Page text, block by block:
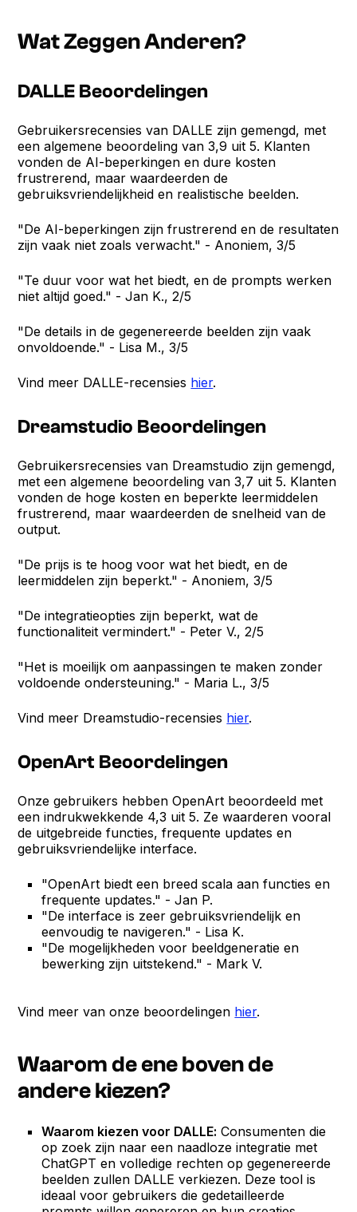
Wat Zeggen Anderen?
DALLE Beoordelingen
Gebruikersrecensies van DALLE zijn gemengd, met
een algemene beoordeling van 3,9 uit 5. Klanten
vonden de AI-beperkingen en dure kosten
frustrerend, maar waardeerden de
gebruiksvriendelijkheid en realistische beelden.
"De AI-beperkingen zijn frustrerend en de resultaten
zijn vaak niet zoals verwacht." - Anoniem, 3/5
"Te duur voor wat het biedt, en de prompts werken
niet altijd goed." - Jan K., 2/5
"De details in de gegenereerde beelden zijn vaak
onvoldoende." - Lisa M., 3/5
Vind meer DALLE-recensies hier.
Dreamstudio Beoordelingen
Gebruikersrecensies van Dreamstudio zijn gemengd,
met een algemene beoordeling van 3,7 uit 5. Klanten
vonden de hoge kosten en beperkte leermiddelen
frustrerend, maar waardeerden de snelheid van de
output.
"De prijs is te hoog voor wat het biedt, en de
leermiddelen zijn beperkt." - Anoniem, 3/5
"De integratieopties zijn beperkt, wat de
functionaliteit vermindert." - Peter V., 2/5
"Het is moeilijk om aanpassingen te maken zonder
voldoende ondersteuning." - Maria L., 3/5
Vind meer Dreamstudio-recensies hier.
OpenArt Beoordelingen
Onze gebruikers hebben OpenArt beoordeeld met
een indrukwekkende 4,3 uit 5. Ze waarderen vooral
de uitgebreide functies, frequente updates en
gebruiksvriendelijke interface.
"OpenArt biedt een breed scala aan functies en
frequente updates." - Jan P.
"De interface is zeer gebruiksvriendelijk en
eenvoudig te navigeren." - Lisa K.
"De mogelijkheden voor beeldgeneratie en
bewerking zijn uitstekend." - Mark V.
Vind meer van onze beoordelingen hier.
Waarom de ene boven de
andere kiezen?
Waarom kiezen voor DALLE: Consumenten die
op zoek zijn naar een naadloze integratie met
ChatGPT en volledige rechten op gegenereerde
beelden zullen DALLE verkiezen. Deze tool is
ideaal voor gebruikers die gedetailleerde